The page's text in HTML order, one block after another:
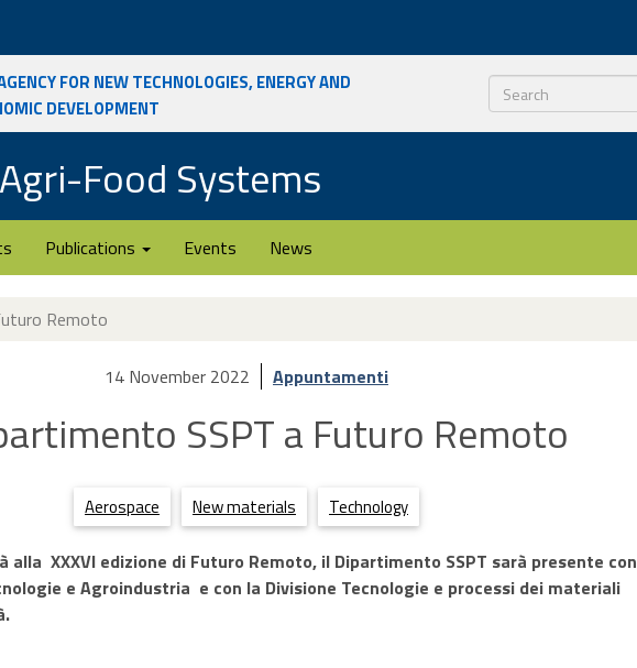
for New Technologies, Energy and
Development
Food Systems
Publications Events News
Remoto
14 November 2022 Appuntamenti
SSPT a Futuro Remoto
Aerospace New materials Technology
alla XXXVI edizione di Futuro Remoto, il Dipartimento SSPT sarà presente con
e Agroindustria e con la Divisione Tecnologie e processi dei materiali